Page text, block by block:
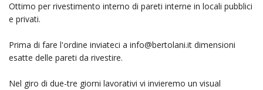
Ottimo per rivestimento interno di pareti interne in locali pubblici
e privati.
Prima di fare l'ordine inviateci a info@bertolani.it dimensioni
esatte delle pareti da rivestire.
Nel giro di due-tre giorni lavorativi vi invieremo un visual